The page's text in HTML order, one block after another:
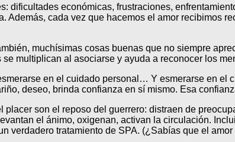
dificultades económicas, frustraciones,
Además, cada vez que hacemos el amor recibimos
muchísimas cosas buenas que no siempre
multiplican al asociarse y ayuda a reconocer los
en el cuidado personal… Y esmerarse en el
deseo, brinda confianza en sí mismo. Esa
placer son el reposo del guerrero: distraen de
el ánimo, oxigenan, activan la circulación.
verdadero tratamiento de SPA. (¿Sabías que el